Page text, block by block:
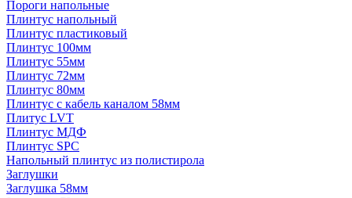
Пороги напольные
Плинтус напольный
Плинтус пластиковый
Плинтус 100мм
Плинтус 55мм
Плинтус 72мм
Плинтус 80мм
Плинтус с кабель каналом 58мм
Плитус LVT
Плинтус МДФ
Плинтус SPC
Напольный плинтус из полистирола
Заглушки
Заглушка 58мм